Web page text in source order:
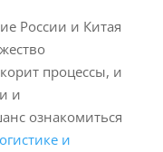
России и Китая
процессы, и
и
ознакомиться
и